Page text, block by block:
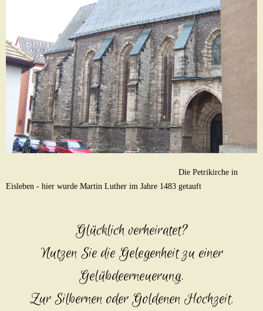
Die Petrikirche in
Eisleben - hier wurde Martin Luther im Jahre 1483 getauft
Glücklich verheiratet?
Nutzen Sie die Gelegenheit zu einer
Gelübdeerneuerung.
Zur Silbernen oder Goldenen Hochzeit,